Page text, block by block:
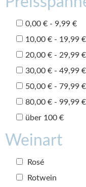
0,00 € - 9,99 €
10,00 € - 19,99 €
20,00 € - 29,99 €
30,00 € - 49,99 €
50,00 € - 79,99 €
80,00 € - 99,99 €
über 100 €
Weinart
Rosé
Rotwein